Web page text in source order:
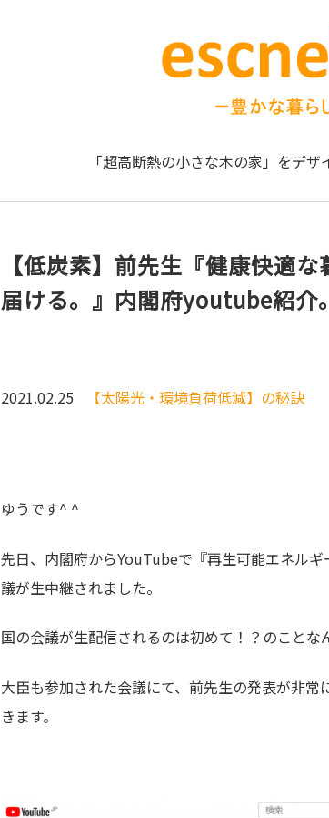
「超高断熱の小さな木の家」をデザ
【低炭素】前先生『健康快適
届ける。』内閣府youtube紹介。
2021.02.25 【太陽光・環境負荷低減】の秘訣
ゆうです^ ^
先日、内閣府からYouTubeで『再生可能エネル
議が生中継されました。
国の会議が生配信されるのは初めて！？のことな
大臣も参加された会議にて、前先生の発表が非
きます。